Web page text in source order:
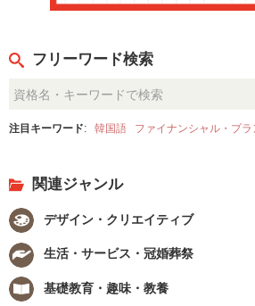
フリーワード検索
注目キーワード: 韓国語 ファイナンシャル・プラ
関連ジャンル
デザイン・クリエイティブ
生活・サービス・冠婚葬祭
基礎教育・趣味・教養